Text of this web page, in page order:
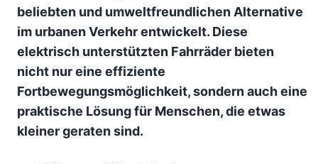
beliebten und umweltfreundlichen Alternative
im urbanen Verkehr entwickelt. Diese
elektrisch unterstützten Fahrräder bieten
nicht nur eine effiziente
Fortbewegungsmöglichkeit, sondern auch eine
praktische Lösung für Menschen, die etwas
kleiner geraten sind.